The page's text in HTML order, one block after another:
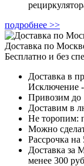
подробнее >>
Доставка по
Бесплатно и без
Доставка в
Исключение -
Привозим до
Доставим в
Не торопим:
Можно
Рассрочка
Доставка
менее 300 руб